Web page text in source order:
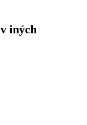
iných